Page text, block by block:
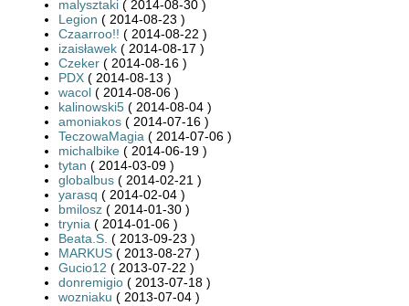
malysztaki ( 2014-08-30 )
Legion ( 2014-08-23 )
Czaarroo!! ( 2014-08-22 )
izaisławek ( 2014-08-17 )
Czeker ( 2014-08-16 )
PDX ( 2014-08-13 )
wacol ( 2014-08-06 )
kalinowski5 ( 2014-08-04 )
amoniakos ( 2014-07-16 )
TeczowaMagia ( 2014-07-06 )
michalbike ( 2014-06-19 )
tytan ( 2014-03-09 )
globalbus ( 2014-02-21 )
yarasq ( 2014-02-04 )
bmilosz ( 2014-01-30 )
trynia ( 2014-01-06 )
Beata.S. ( 2013-09-23 )
MARKUS ( 2013-08-27 )
Gucio12 ( 2013-07-22 )
donremigio ( 2013-07-18 )
wozniaku ( 2013-07-04 )